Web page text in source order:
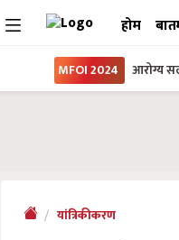
होम
MFOI 2024 आरोग्य
यांत्रिकीकरण